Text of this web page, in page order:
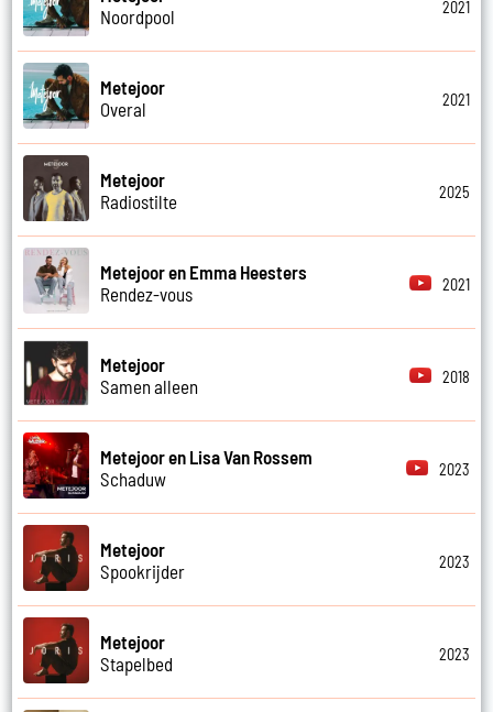
Noordpool
2021
Metejoor
Overal
2021
Metejoor
Radiostilte
2025
Metejoor en Emma Heesters
Rendez-vous
2021
Metejoor
Samen alleen
2018
Metejoor en Lisa Van Rossem
Schaduw
2023
Metejoor
Spookrijder
2023
Metejoor
Stapelbed
2023